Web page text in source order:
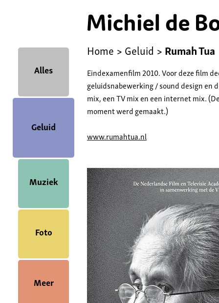
Alles
Geluid
Muziek
Foto
Meer
Home >Geluid >Rumah Tua
Eindexamenfilm 2010. Voor deze film
geluidsnabewerking / sound design en
mix, een TV mix en een internet mix.
moment werd gemaakt.)
www.rumahtua.nl